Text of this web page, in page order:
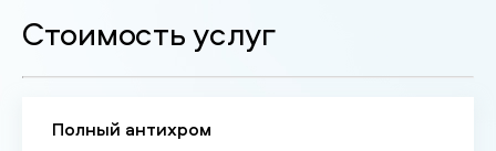
Стоимость услуг
Полный антихром